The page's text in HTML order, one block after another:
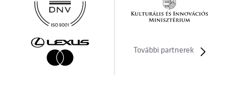
További partnerek